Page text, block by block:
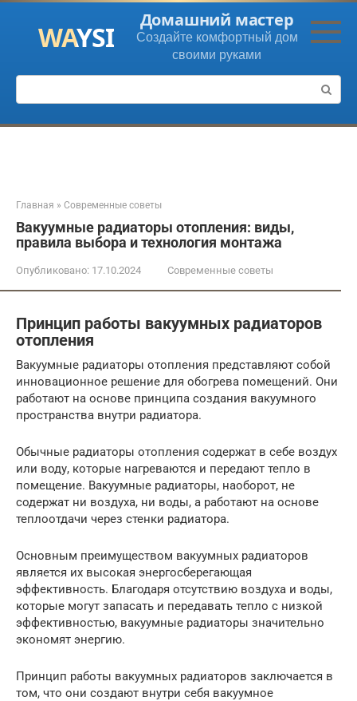
Перейти
контенту
Домашний мастер
Создайте комфортный дом
своими руками
Поиск:
Главная » Современные советы
Вакуумные радиаторы отопления: виды,
правила выбора и технология монтажа
Опубликовано: 17.10.2024 Современные советы
Принцип работы вакуумных радиаторов
отопления
Вакуумные радиаторы отопления представляют собой
инновационное решение для обогрева помещений. Они
работают на основе принципа создания вакуумного
пространства внутри радиатора.
Обычные радиаторы отопления содержат в себе воздух
или воду, которые нагреваются и передают тепло в
помещение. Вакуумные радиаторы, наоборот, не
содержат ни воздуха, ни воды, а работают на основе
теплоотдачи через стенки радиатора.
Основным преимуществом вакуумных радиаторов
является их высокая энергосберегающая
эффективность. Благодаря отсутствию воздуха и воды,
которые могут запасать и передавать тепло с низкой
эффективностью, вакуумные радиаторы значительно
экономят энергию.
Принцип работы вакуумных радиаторов заключается в
том, что они создают внутри себя вакуумное